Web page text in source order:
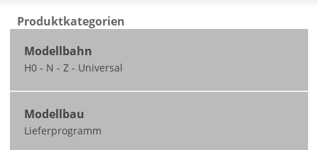
Produktkategorien
Modellbahn
H0 - N - Z - Universal
Neuheiten
nicht ausgeliefert /
zum Teil vorbestellbar
Modellbau
Lieferprogramm